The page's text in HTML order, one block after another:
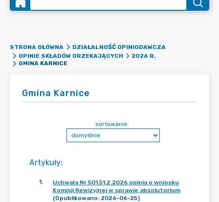
STRONA GŁÓWNA
DZIAŁALNOŚĆ OPINIODAWCZA
OPINIE SKŁADÓW ORZEKAJĄCYCH
2026 R.
GMINA KARNICE
Gmina Karnice
Artykuły:
sortowanie:
1.
Uchwała Nr 501.51.2.2026 opinia o wniosku
Komisji Rewizyjnej w sprawie absolutorium
(Opublikowano: 2026-06-25)